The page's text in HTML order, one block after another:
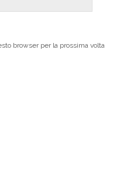
browser per la prossima volta